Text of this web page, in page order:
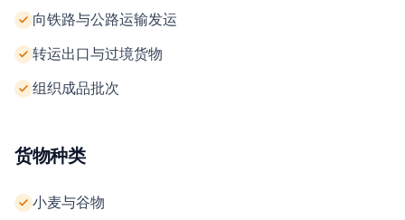
向铁路与公路运输发运
转运出口与过境货物
组织成品批次
货物种类
小麦与谷物